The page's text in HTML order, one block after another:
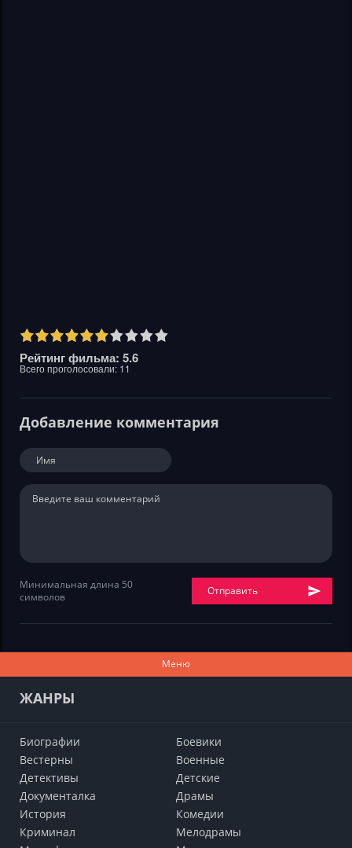
Рейтинг фильма: 5.6
Всего проголосовали: 11
Добавление комментария
Минимальная длина 50
символов
Отправить
Меню
ЖАНРЫ
Биографии
Боевики
Вестерны
Военные
Детективы
Детские
Документалка
Драмы
История
Комедии
Криминал
Мелодрамы